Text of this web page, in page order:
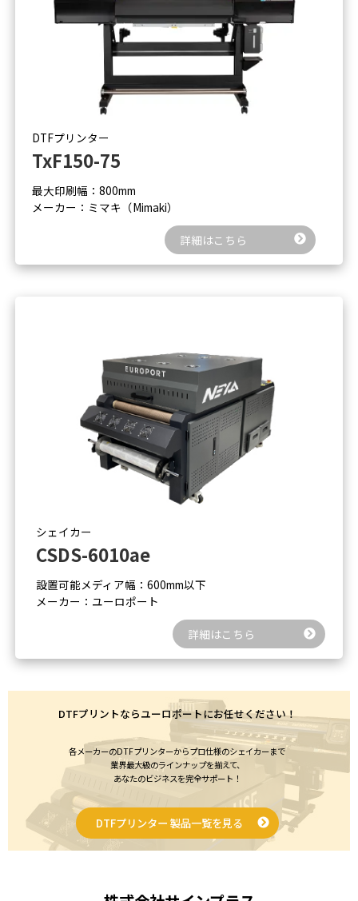
DTFプリンター
TxF150-75
最大印刷幅：800mm
メーカー：ミマキ（Mimaki）
詳細はこちら
シェイカー
CSDS-6010ae
設置可能メディア幅：600mm以下
メーカー：ユーロポート
詳細はこちら
DTFプリントならユーロポートにお任せください！
各メーカーのDTFプリンターからプロ仕様のシェイカーまで
業界最大級のラインナップを揃えて、
あなたのビジネスを完全サポート！
DTFプリンター 製品一覧を見る